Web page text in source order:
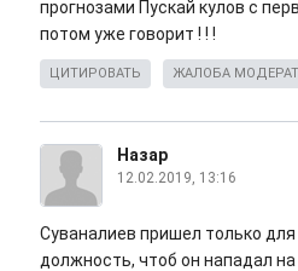
прогнозами Пускай кулов с
потом уже говорит ! ! !
ЦИТИРОВАТЬ ЖАЛОБА
Назар
12.02.2019, 13:16
Суваналиев пришел только
должность, чтоб он нападал